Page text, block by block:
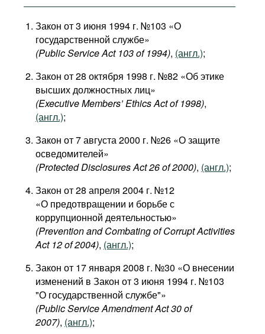
Закон от 3 июня 1994 г. №103 «О
государственной службе»
(Public Service Act 103 of 1994), (англ.);
Закон от 28 октября 1998 г. №82 «Об этике
высших должностных лиц»
(Executive Members’ Ethics Act of 1998),
(англ.);
Закон от 7 августа 2000 г. №26 «О защите
осведомителей»
(Protected Disclosures Act 26 of 2000), (англ.);
Закон от 28 апреля 2004 г. №12
«О предотвращении и борьбе с
коррупционной деятельностью»
(Prevention and Combating of Corrupt Activities
Act 12 of 2004), (англ.);
Закон от 17 января 2008 г. №30 «О внесении
изменений в Закон от 3 июня 1994 г. №103
"О государственной службе"»
(Public Service Amendment Act 30 of
2007), (англ.);